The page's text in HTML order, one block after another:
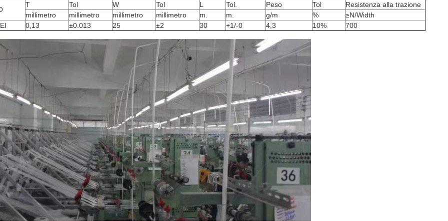
T Tol W Tol L Tol. Peso Tol
Resistenza alla trazione
millimetro
millimetro millimetro millimetro m. m. g/m %
≥N/Width
0,13 ±0.013 25 ±2 30 +1/-0 4,3 10% 700